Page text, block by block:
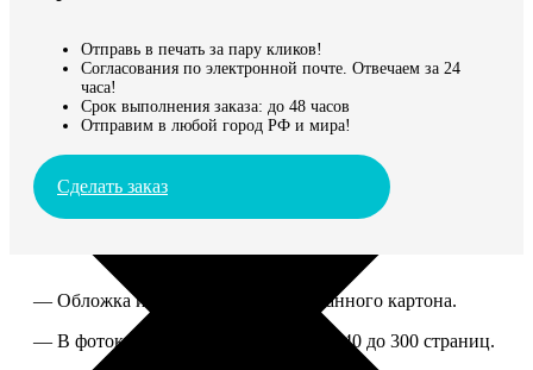
Отправь в печать за пару кликов!
Согласования по электронной почте. Отвечаем за 24
часа!
Срок выполнения заказа: до 48 часов
Отправим в любой город РФ и мира!
Сделать заказ
— Обложка из твердого ламинированного картона.
— В фотокниге можно разместить от 40 до 300 страниц.